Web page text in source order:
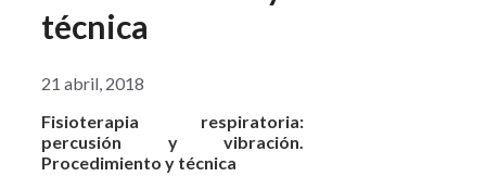
técnica
21 abril, 2018
Fisioterapia respiratoria:
percusión y vibración.
Procedimiento y técnica